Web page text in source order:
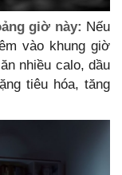
giờ này: Nếu
vào khung giờ
nhiều calo, dầu
tiêu hóa, tăng